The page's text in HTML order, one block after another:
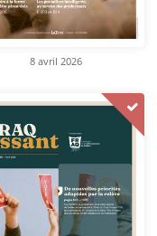
8 avril 2026